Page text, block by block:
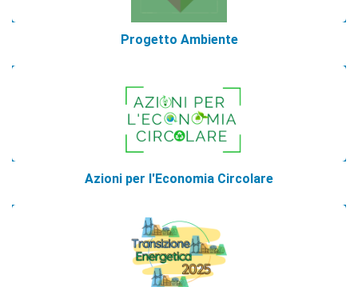
Progetto Ambiente
Azioni per l'Economia Circolare